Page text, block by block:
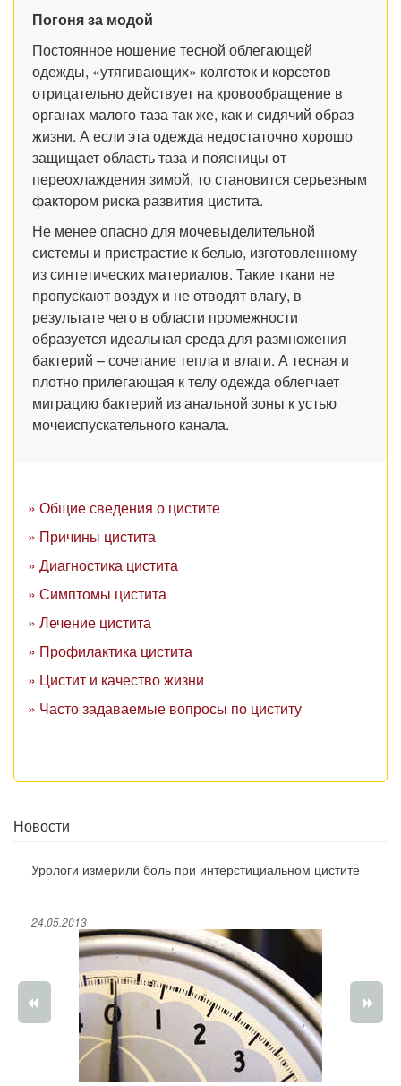
Погоня за модой
Постоянное ношение тесной облегающей
одежды, «утягивающих» колготок и корсетов
отрицательно действует на кровообращение в
органах малого таза так же, как и сидячий образ
жизни. А если эта одежда недостаточно хорошо
защищает область таза и поясницы от
переохлаждения зимой, то становится серьезным
фактором риска развития цистита.
Не менее опасно для мочевыделительной
системы и пристрастие к белью, изготовленному
из синтетических материалов. Такие ткани не
пропускают воздух и не отводят влагу, в
результате чего в области промежности
образуется идеальная среда для размножения
бактерий – сочетание тепла и влаги. А тесная и
плотно прилегающая к телу одежда облегчает
миграцию бактерий из анальной зоны к устью
мочеиспускательного канала.
» Общие сведения о цистите
» Причины цистита
» Диагностика цистита
» Симптомы цистита
» Лечение цистита
» Профилактика цистита
» Цистит и качество жизни
» Часто задаваемые вопросы по циститу
Новости
Урологи измерили боль при интерстициальном цистите
24.05.2013